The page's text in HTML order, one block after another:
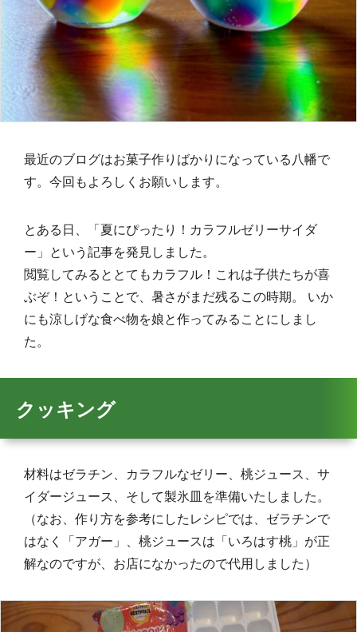
最近のブログはお菓子作りばかりになっている八幡で
す。今回もよろしくお願いします。
とある日、「夏にぴったり！カラフルゼリーサイダ
ー」という記事を発見しました。
閲覧してみるととてもカラフル！これは子供たちが喜
ぶぞ！ということで、暑さがまだ残るこの時期。 いか
にも涼しげな食べ物を娘と作ってみることにしまし
た。
クッキング
材料はゼラチン、カラフルなゼリー、桃ジュース、サ
イダージュース、そして製氷皿を準備いたしました。
（なお、作り方を参考にしたレシピでは、ゼラチンで
はなく「アガー」、桃ジュースは「いろはす桃」が正
解なのですが、お店になかったので代用しました）